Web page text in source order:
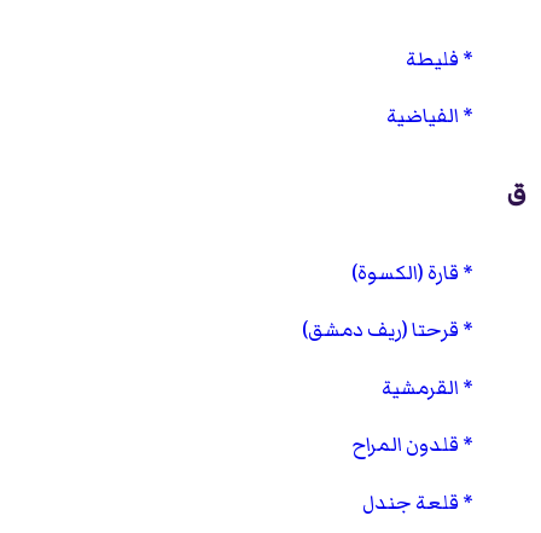
فليطة
الفياضية
ق
قارة (الكسوة)
قرحتا (ريف دمشق)
القرمشية
قلدون المراح
قلعة جندل